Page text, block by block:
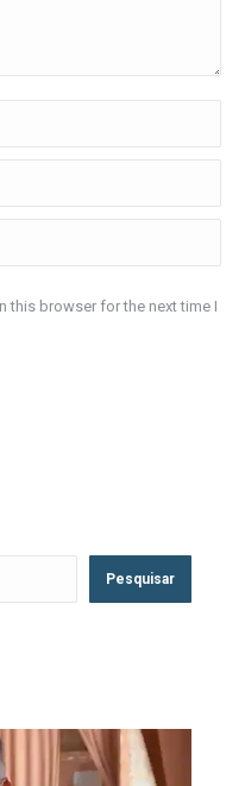
this browser for the next time I
Pesquisar